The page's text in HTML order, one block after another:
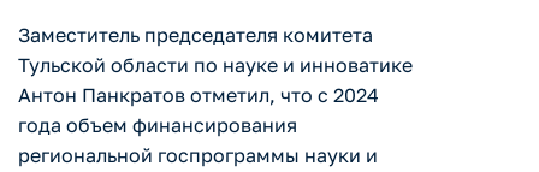
Заместитель председателя комитета
Тульской области по науке и инноватике
Антон Панкратов отметил, что с 2024
года объем финансирования
региональной госпрограммы науки и